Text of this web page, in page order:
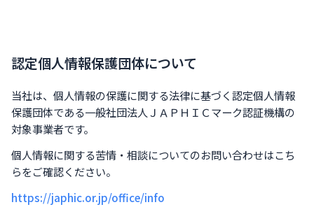
認定個人情報保護団体について
当社は、個人情報の保護に関する法律に基づく認定個人情報
保護団体である一般社団法人ＪＡＰＨＩＣマーク認証機構の
対象事業者です。
個人情報に関する苦情・相談についてのお問い合わせはこち
らをご確認ください。
https://japhic.or.jp/office/info